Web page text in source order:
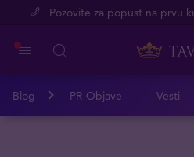
Pozovite za popust na prvu
Blog PR Objave Vesti